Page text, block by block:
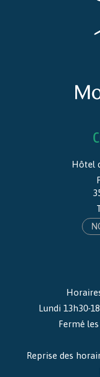
Hôtel
Lundi 13h30-
Fermé
Reprise des